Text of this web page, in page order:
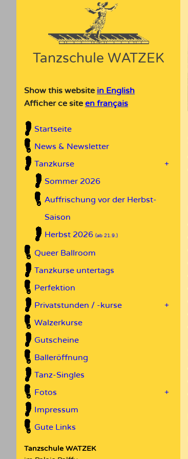
Tanzschule WATZEK
Show this website in English
Afficher ce site en français
Startseite
News & Newsletter
Tanzkurse
+
Sommer 2026
Auffrischung vor der Herbst-
Saison
Herbst 2026 (ab 21.9.)
Queer Ballroom
Tanzkurse untertags
Perfektion
Privatstunden / -kurse
+
Walzerkurse
Gutscheine
Balleröffnung
Tanz-Singles
Fotos
+
Impressum
Gute Links
Tanzschule WATZEK